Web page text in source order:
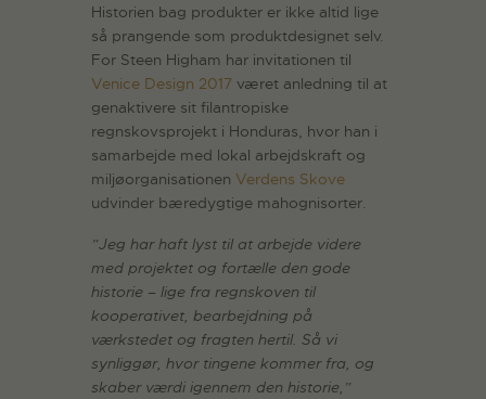
Historien bag produkter er ikke altid lige
så prangende som produktdesignet selv.
For Steen Higham har invitationen til
Venice Design 2017 været anledning til at
genaktivere sit filantropiske
regnskovsprojekt i Honduras, hvor han i
samarbejde med lokal arbejdskraft og
miljøorganisationen Verdens Skove
udvinder bæredygtige mahognisorter.
”Jeg har haft lyst til at arbejde videre
med projektet og fortælle den gode
historie – lige fra regnskoven til
kooperativet, bearbejdning på
værkstedet og fragten hertil. Så vi
synliggør, hvor tingene kommer fra, og
skaber værdi igennem den historie,”